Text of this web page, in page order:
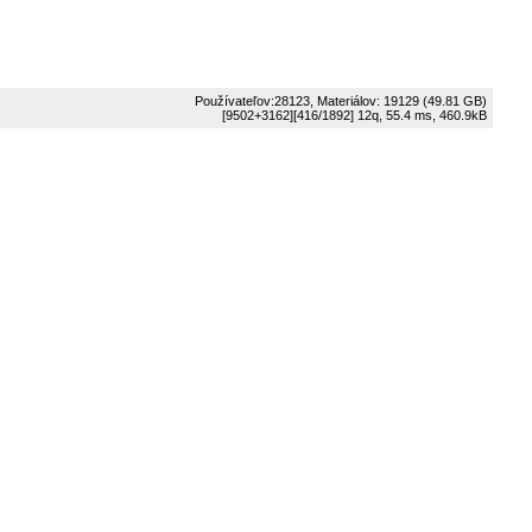
Používateľov:28123, Materiálov: 19129 (49.81 GB)
[9502+3162][416/1892]12q, 55.4 ms, 460.9kB